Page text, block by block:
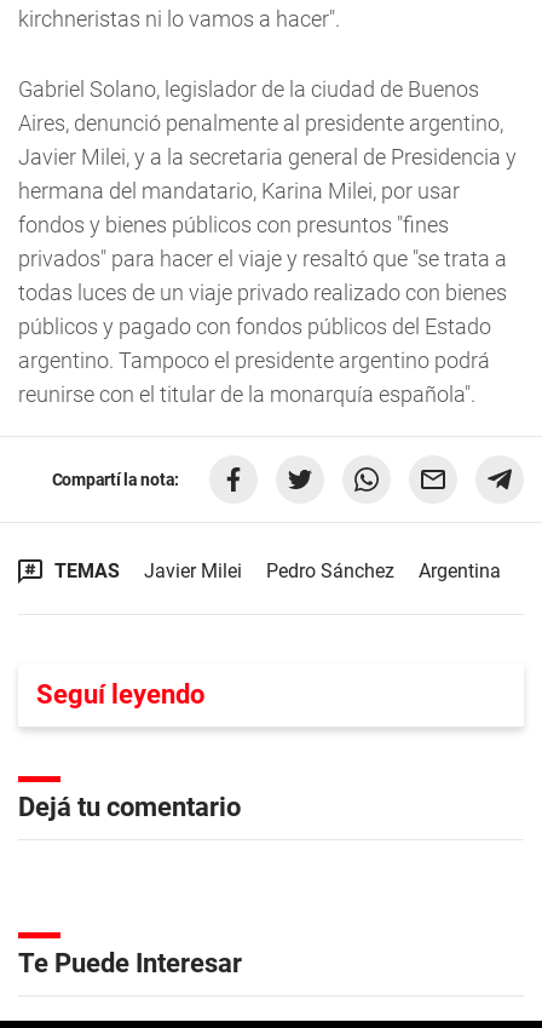
kirchneristas ni lo vamos a hacer".
Gabriel Solano, legislador de la ciudad de Buenos
Aires, denunció penalmente al presidente argentino,
Javier Milei, y a la secretaria general de Presidencia y
hermana del mandatario, Karina Milei, por usar
fondos y bienes públicos con presuntos "fines
privados" para hacer el viaje y resaltó que "se trata a
todas luces de un viaje privado realizado con bienes
públicos y pagado con fondos públicos del Estado
argentino. Tampoco el presidente argentino podrá
reunirse con el titular de la monarquía española".
Compartí la nota:
TEMAS Javier Milei Pedro Sánchez Argentina
Seguí leyendo
Dejá tu comentario
Te Puede Interesar